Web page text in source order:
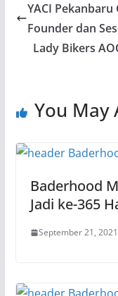
YACI
Founder dan
Lady Bikers
You May
Baderhood
Jadi ke-365
September 21, 2021